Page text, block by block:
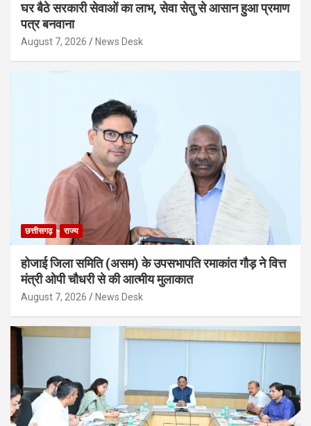
घर बैठे सरकारी सेवाओं का लाभ, सेवा सेतु से आसान हुआ प्रमाण
पत्र बनवाना
August 7, 2026 News Desk
छत्तीसगढ़ राज्य
होजाई जिला समिति (असम) के उपसभापति रमाकांत गौड़ ने वित्त
मंत्री ओपी चौधरी से की आत्मीय मुलाकात
August 7, 2026 News Desk